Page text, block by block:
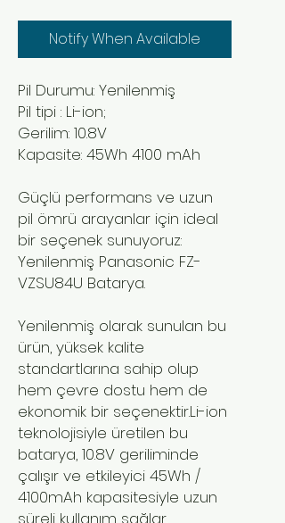
Notify When Available
Pil Durumu: Yenilenmiş
Pil tipi : Li-ion;
Gerilim: 10.8V
Kapasite: 45Wh 4100 mAh
Güçlü performans ve uzun
pil ömrü arayanlar için ideal
bir seçenek sunuyoruz:
Yenilenmiş Panasonic FZ-
VZSU84U Batarya.
Yenilenmiş olarak sunulan bu
ürün, yüksek kalite
standartlarına sahip olup
hem çevre dostu hem de
ekonomik bir seçenektir.Li-ion
teknolojisiyle üretilen bu
batarya, 10.8V geriliminde
çalışır ve etkileyici 45Wh /
4100mAh kapasitesiyle uzun
süreli kullanım sağlar.